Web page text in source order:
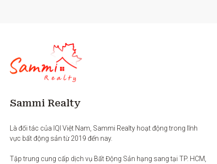
Sammi Realty
Là đối tác của IQI Việt Nam, Sammi Realty hoạt động trong lĩnh
vực bất động sản từ 2019 đến nay.
Tập trung cung cấp dịch vụ Bất Động Sản hạng sang tại TP. HCM,